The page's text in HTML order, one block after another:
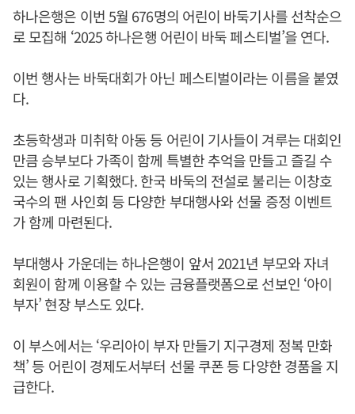
하나은행은 이번 5월 676명의 어린이 바둑기사를 선착순으
로 모집해 ‘2025 하나은행 어린이 바둑 페스티벌’을 연다.
이번 행사는 바둑대회가 아닌 페스티벌이라는 이름을 붙였
다.
초등학생과 미취학 아동 등 어린이 기사들이 겨루는 대회인
만큼 승부보다 가족이 함께 특별한 추억을 만들고 즐길 수
있는 행사로 기획했다. 한국 바둑의 전설로 불리는 이창호
국수의 팬 사인회 등 다양한 부대행사와 선물 증정 이벤트
가 함께 마련된다.
부대행사 가운데는 하나은행이 앞서 2021년 부모와 자녀
회원이 함께 이용할 수 있는 금융플랫폼으로 선보인 ‘아이
부자’ 현장 부스도 있다.
이 부스에서는 ‘우리아이 부자 만들기 지구경제 정복 만화
책’ 등 어린이 경제도서부터 선물 쿠폰 등 다양한 경품을 지
급한다.